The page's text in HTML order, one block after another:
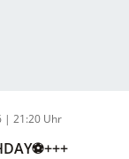
| 21:20 Uhr